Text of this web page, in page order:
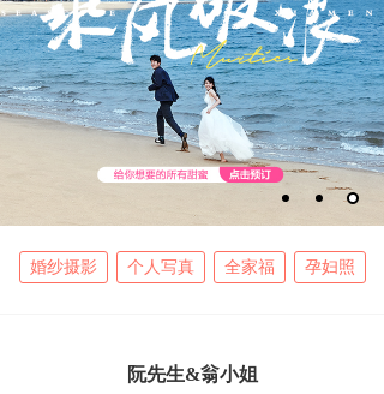
婚纱摄影 个人写真 全家福 孕妇照
阮先生&翁小姐